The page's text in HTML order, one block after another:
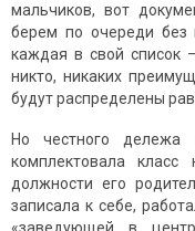
мальчиков, вот
берем по очереди без
каждая в свой список
никто, никаких
будут распределены
Но честного дележа
комплектовала
должности его
записала к себе,